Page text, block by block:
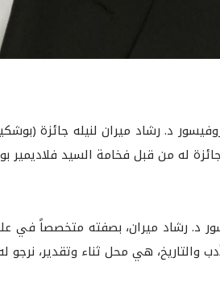
د. رشاد ميران لنيله
له من قبل فخامة السيد فلاديمير
د. رشاد ميران، بصفته متخصصاً في
والتاريخ، هي محل ثناء وتقدير، نرجو